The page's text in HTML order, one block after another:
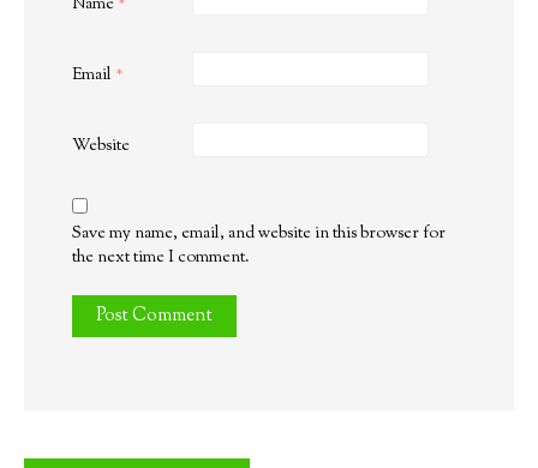
Name *
Email *
Website
Save my name, email, and website in this browser for
the next time I comment.